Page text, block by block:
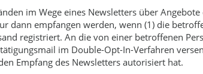
im Wege eines Newsletters über Angebote
dann empfangen werden, wenn (1) die
registriert. An die von einer betroffenen
im Double-Opt-In-Verfahren
Empfang des Newsletters autorisiert hat.